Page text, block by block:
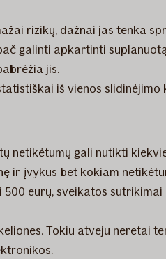
rizikų, dažnai jas tenka
galinti apkartinti
jis.
iš vienos
gali nutikti
ir įvykus bet kokiam
eurų, sveikatos
Tokiu atveju neretai